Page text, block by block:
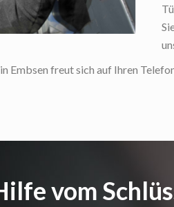
Embsen freut sich auf Ihren
vom